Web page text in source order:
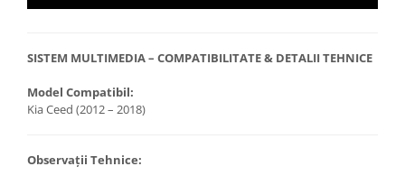
SISTEM MULTIMEDIA – COMPATIBILITATE & DETALII TEHNICE
Model Compatibil:
Kia Ceed (2012 – 2018)
Observații Tehnice: